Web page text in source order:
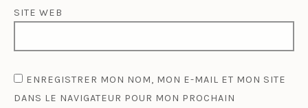
SITE WEB
ENREGISTRER MON NOM, MON E-MAIL ET MON SITE
DANS LE NAVIGATEUR POUR MON PROCHAIN